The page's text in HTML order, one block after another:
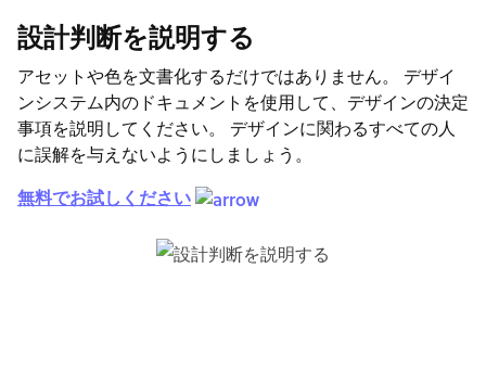
設計判断を説明する
アセットや色を文書化するだけではありません。 デザイ
ンシステム内のドキュメントを使用して、デザインの決定
事項を説明してください。 デザインに関わるすべての人
に誤解を与えないようにしましょう。
無料でお試しください